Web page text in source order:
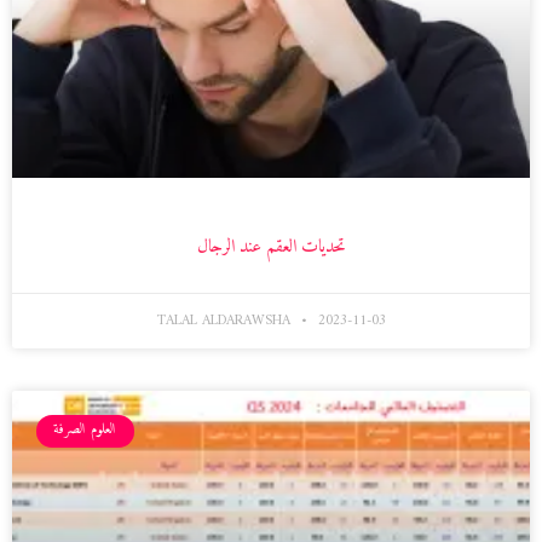
تحديات العقم عند الرجال
TALAL ALDARAWSHA 2023-11-03
العلوم الصرفة